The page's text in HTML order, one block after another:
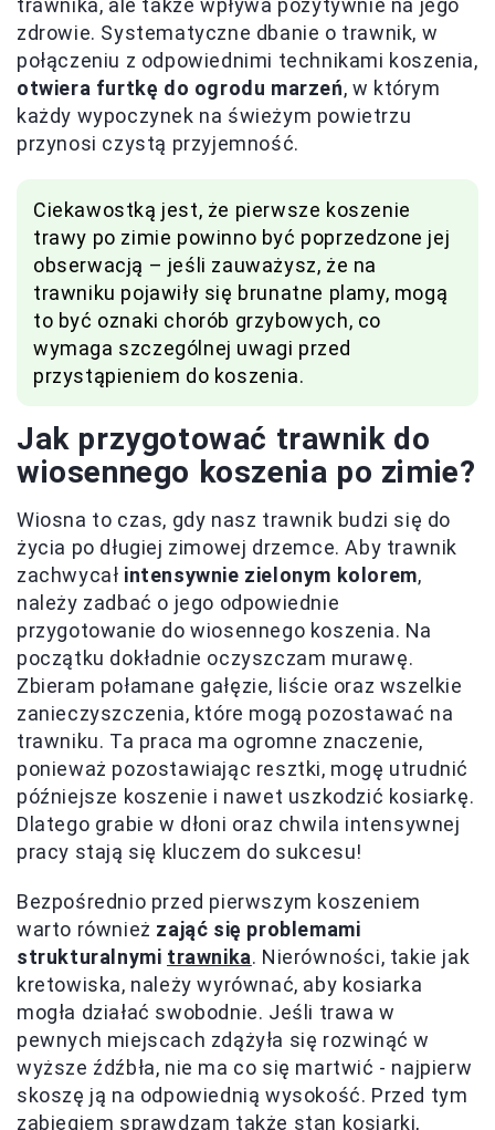
trawnika, ale także wpływa pozytywnie na jego
zdrowie. Systematyczne dbanie o trawnik, w
połączeniu z odpowiednimi technikami koszenia,
otwiera furtkę do ogrodu marzeń, w którym
każdy wypoczynek na świeżym powietrzu
przynosi czystą przyjemność.
Ciekawostką jest, że pierwsze koszenie
trawy po zimie powinno być poprzedzone jej
obserwacją – jeśli zauważysz, że na
trawniku pojawiły się brunatne plamy, mogą
to być oznaki chorób grzybowych, co
wymaga szczególnej uwagi przed
przystąpieniem do koszenia.
Jak przygotować trawnik do
wiosennego koszenia po zimie?
Wiosna to czas, gdy nasz trawnik budzi się do
życia po długiej zimowej drzemce. Aby trawnik
zachwycał intensywnie zielonym kolorem,
należy zadbać o jego odpowiednie
przygotowanie do wiosennego koszenia. Na
początku dokładnie oczyszczam murawę.
Zbieram połamane gałęzie, liście oraz wszelkie
zanieczyszczenia, które mogą pozostawać na
trawniku. Ta praca ma ogromne znaczenie,
ponieważ pozostawiając resztki, mogę utrudnić
późniejsze koszenie i nawet uszkodzić kosiarkę.
Dlatego grabie w dłoni oraz chwila intensywnej
pracy stają się kluczem do sukcesu!
Bezpośrednio przed pierwszym koszeniem
warto również zająć się problemami
strukturalnymi trawnika. Nierówności, takie jak
kretowiska, należy wyrównać, aby kosiarka
mogła działać swobodnie. Jeśli trawa w
pewnych miejscach zdążyła się rozwinąć w
wyższe źdźbła, nie ma co się martwić - najpierw
skoszę ją na odpowiednią wysokość. Przed tym
zabiegiem sprawdzam także stan kosiarki,